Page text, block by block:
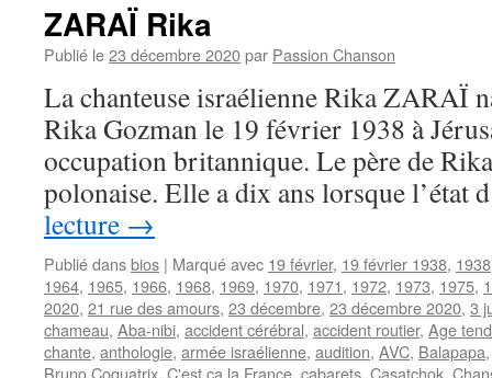
ZARAÏ Rika
Publié le23 décembre 2020par Passion Chanson
La chanteuse israélienne Rika ZARAÏ
Rika Gozman le 19 février 1938 à
occupation britannique. Le père de
polonaise. Elle a dix ans lorsque
lecture →
Publié dansbios | Marqué avec 19 février, 19 février 1938, 1938
1964, 1965, 1966, 1968, 1969, 1970, 1971, 1972, 1973, 1975,
2020, 21 rue des amours, 23 décembre, 23 décembre 2020, 3
chameau, Aba-nibi, accident cérébral, accident routier, Age
chante, anthologie, armée israélienne, audition, AVC, Balapapa
Bruno Coquatrix, C'est ça la France, cabarets, Casatchok,